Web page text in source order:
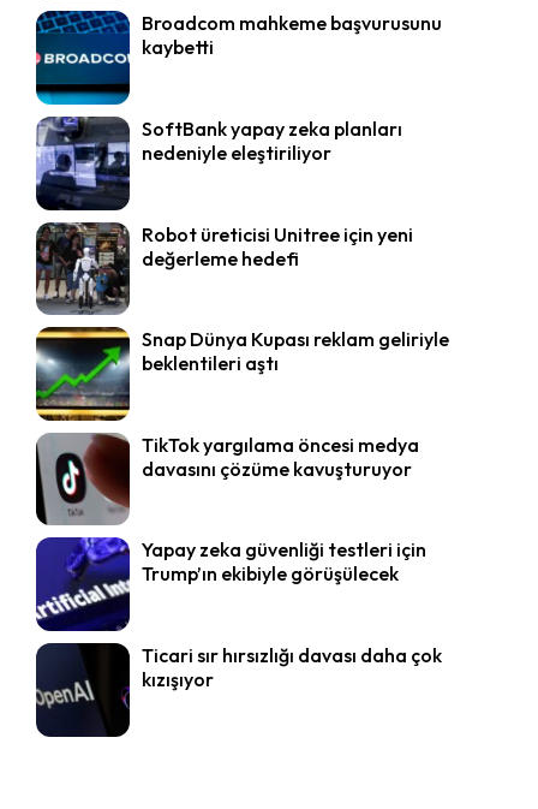
Broadcom mahkeme başvurusunu
kaybetti
SoftBank yapay zeka planları
nedeniyle eleştiriliyor
Robot üreticisi Unitree için yeni
değerleme hedefi
Snap Dünya Kupası reklam geliriyle
beklentileri aştı
TikTok yargılama öncesi medya
davasını çözüme kavuşturuyor
Yapay zeka güvenliği testleri için
Trump’ın ekibiyle görüşülecek
Ticari sır hırsızlığı davası daha çok
kızışıyor